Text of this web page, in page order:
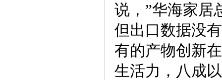
说，”华海家居
但出口数据没
有的产物创新
生活力，八成